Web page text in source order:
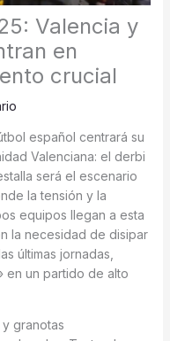
Valencia y
en
crucial
español centrará su
Valenciana: el derbi
será el escenario
la tensión y la
equipos llegan a esta
la necesidad de disipar
últimas jornadas,
en un partido de alto
granotas